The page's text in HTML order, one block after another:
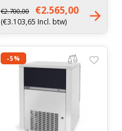
Gewicht: 89 kg
€2.700,00 €2.565,00
(€3.103,65 Incl. btw)
-5%